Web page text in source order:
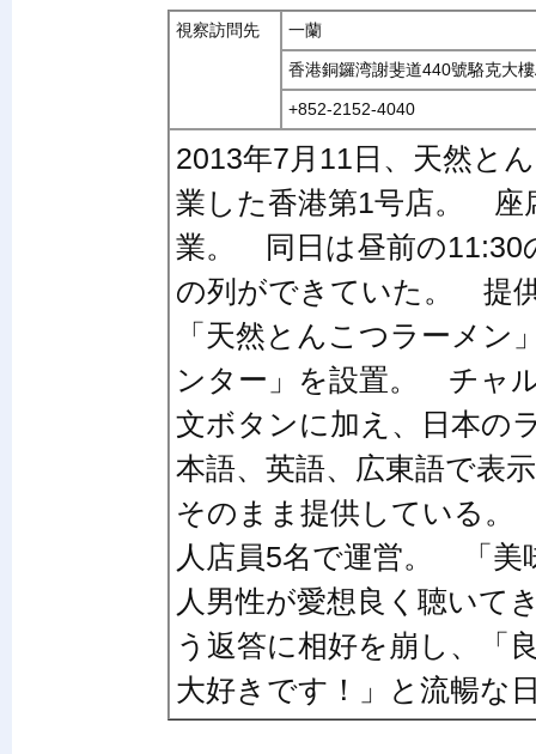
視察訪問先 一蘭
香港銅鑼湾謝斐道440號駱克大
+852-2152-4040
2013年7月11日、天然と
業した香港第1号店。 座
業。 同日は昼前の11:30
の列ができていた。 提
「天然とんこつラーメン
ンター」を設置。 チャ
文ボタンに加え、日本の
本語、英語、広東語で表
そのまま提供している
人店員5名で運営。 「美
人男性が愛想良く聴い
う返答に相好を崩し、「
大好きです！」と流暢な